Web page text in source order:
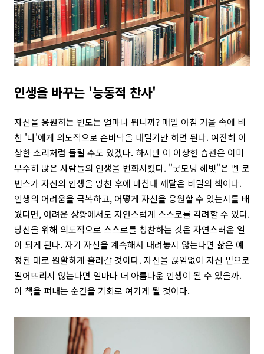
인생을 바꾸는 '능동적 찬사'
자신을 응원하는 빈도는 얼마나 됩니까? 매일 아침 거울 속에 비
친 '나'에게 의도적으로 손바닥을 내밀기만 하면 된다. 여전히 이
상한 소리처럼 들릴 수도 있겠다. 하지만 이 이상한 습관은 이미
무수히 많은 사람들의 인생을 변화시켰다. "굿모닝 해빗"은 멜 로
빈스가 자신의 인생을 망친 후에 마침내 깨달은 비밀의 책이다.
인생의 어려움을 극복하고, 어떻게 자신을 응원할 수 있는지를 배
웠다면, 어려운 상황에서도 자연스럽게 스스로를 격려할 수 있다.
당신을 위해 의도적으로 스스로를 칭찬하는 것은 자연스러운 일
이 되게 된다. 자기 자신을 계속해서 내려놓지 않는다면 삶은 예
정된 대로 원활하게 흘러갈 것이다. 자신을 끊임없이 자신 밑으로
떨어뜨리지 않는다면 얼마나 더 아름다운 인생이 될 수 있을까.
이 책을 펴내는 순간을 기회로 여기게 될 것이다.